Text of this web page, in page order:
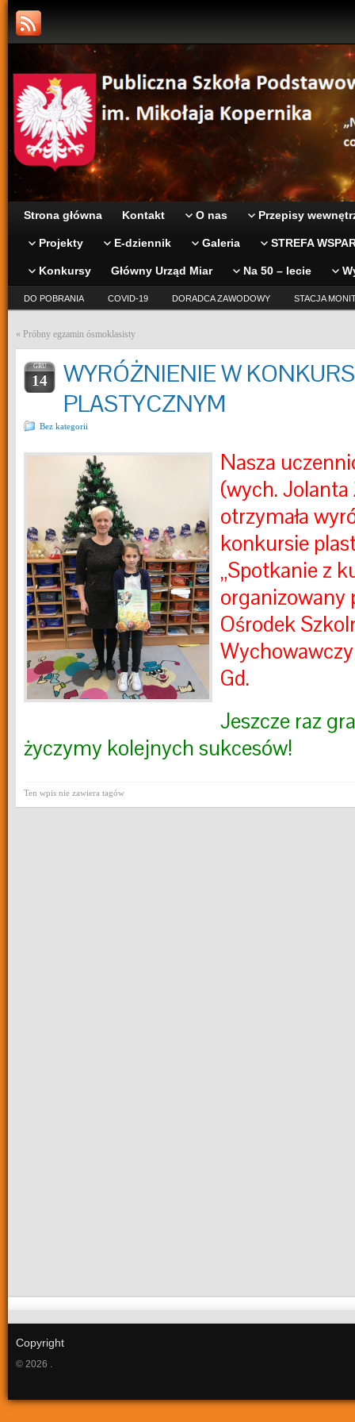
Strona główna Kontakt O nas Przepisy
Projekty E-dziennik Galeria STREFA
Konkursy Główny Urząd Miar Na 50 – lecie
DO POBRANIA COVID-19 DORADCA ZAWODOWY STACJA
« Próbny egzamin ósmoklasisty
GRU
14
WYRÓŻNIENIE W
PLASTYCZNYM
Bez kategorii
Nasza
(wych.
otrzymała
konkursie
„Spotkanie z
organizowany
Ośrodek
Gd.
Jeszcze raz
życzymy kolejnych sukcesów!
Ten wpis nie zawiera tagów
Copyright
© 2026 .